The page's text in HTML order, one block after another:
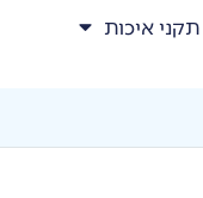
תקני איכות